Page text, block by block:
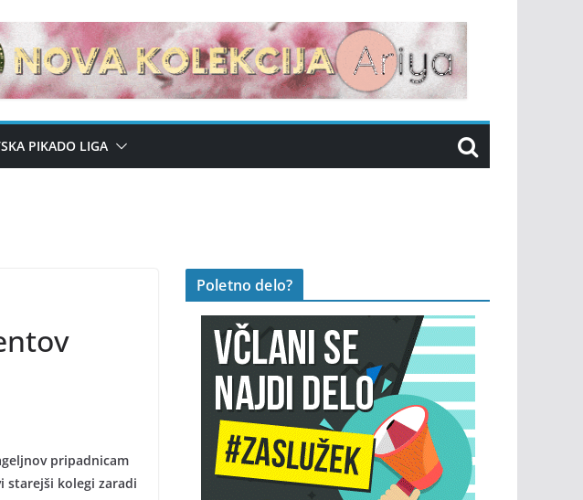
PIKADO LIGA
pripadnicam
starejši kolegi zaradi
Poletno delo?